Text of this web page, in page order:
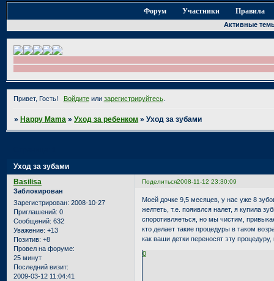
Форум Участники Правила
Активные
Привет, Гость! Войдитеили зарегистрируйтесь.
»Happy Mama »Уход за ребенком »Уход за зубами
Уход за зубами
Поделиться2008-11-12 23:30:09
Basilisa
Заблокирован
Зарегистрирован: 2008-10-27
Приглашений: 0
Сообщений: 632
Уважение: +13
Позитив: +8
Провел на форуме:
25 минут
Последний визит:
2009-03-12 11:04:41
Моей дочке 9,5 месяцев, у нас уже 8
желтеть, т.е. пояивлся налет, я купила
споротивляеться, но мы чистим,
кто делает такие процедуры в таком
как ваши детки переносят эту процедуру,
0